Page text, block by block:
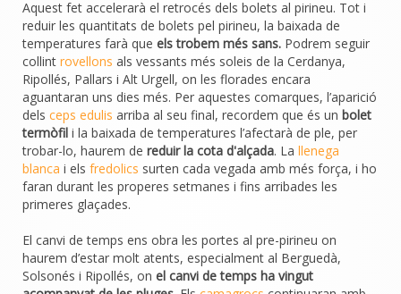
Aquest fet accelerarà el retrocés dels bolets al pirineu. Tot i
reduir les quantitats de bolets pel pirineu, la baixada de
temperatures farà que els trobem més sans. Podrem seguir
collint rovellons als vessants més soleis de la Cerdanya,
Ripollés, Pallars i Alt Urgell, on les florades encara
aguantaran uns dies més. Per aquestes comarques, l’aparició
dels ceps edulis arriba al seu final, recordem que és un bolet
termòfil i la baixada de temperatures l’afectarà de ple, per
trobar-lo, haurem de reduir la cota d'alçada. La llenega
blanca i els fredolics surten cada vegada amb més força, i ho
faran durant les properes setmanes i fins arribades les
primeres glaçades.
El canvi de temps ens obra les portes al pre-pirineu on
haurem d’estar molt atents, especialment al Berguedà,
Solsonés i Ripollés, on el canvi de temps ha vingut